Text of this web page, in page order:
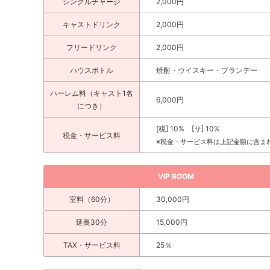
キャストドリンク 2,000円
フリードリンク 2,000円
ハウスボトル 焼酎・ウイスキー・ブランデー
ハーレム料（キャスト1名
につき）
6,000円
税金・サービス料
[税] 10% [サ] 10%
※税金・サービス料は上記金額に含ま
VIP ROOM
室料（60分） 30,000円
延長30分 15,000円
TAX・サービス料 25％